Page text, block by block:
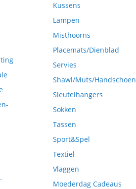
Kussens
Lampen
Misthoorns
Placemats/Dienblad
Servies
Shawl/Muts/Handschoen
Sleutelhangers
Sokken
Tassen
Sport&Spel
Textiel
Vlaggen
Moederdag Cadeaus